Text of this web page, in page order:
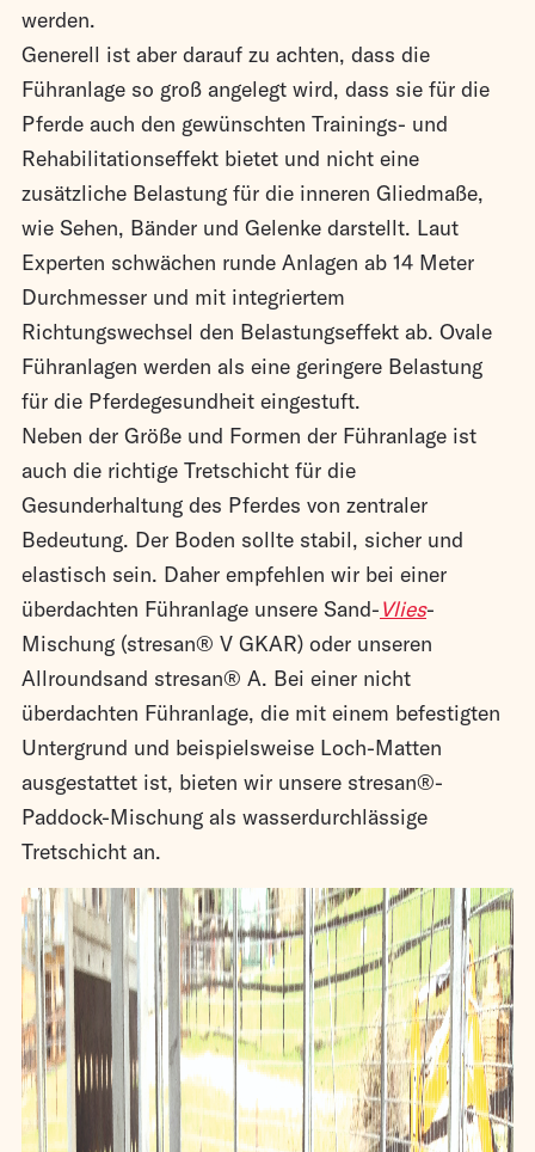
werden.
Generell ist aber darauf zu achten, dass die
Führanlage so groß angelegt wird, dass sie für die
Pferde auch den gewünschten Trainings- und
Rehabilitationseffekt bietet und nicht eine
zusätzliche Belastung für die inneren Gliedmaße,
wie Sehen, Bänder und Gelenke darstellt. Laut
Experten schwächen runde Anlagen ab 14 Meter
Durchmesser und mit integriertem
Richtungswechsel den Belastungseffekt ab. Ovale
Führanlagen werden als eine geringere Belastung
für die Pferdegesundheit eingestuft.
Neben der Größe und Formen der Führanlage ist
auch die richtige Tretschicht für die
Gesunderhaltung des Pferdes von zentraler
Bedeutung. Der Boden sollte stabil, sicher und
elastisch sein. Daher empfehlen wir bei einer
überdachten Führanlage unsere Sand-Vlies-
Mischung (stresan® V GKAR) oder unseren
Allroundsand stresan® A. Bei einer nicht
überdachten Führanlage, die mit einem befestigten
Untergrund und beispielsweise Loch-Matten
ausgestattet ist, bieten wir unsere stresan®-
Paddock-Mischung als wasserdurchlässige
Tretschicht an.